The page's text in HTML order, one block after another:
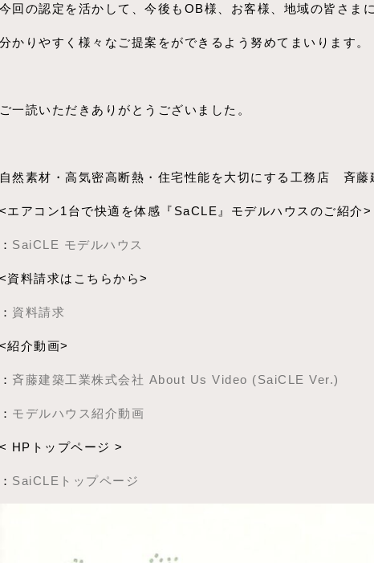
今回の認定を活かして、今後もOB様、お客様、地域の皆さまに
分かりやすく様々なご提案をができるよう努めてまいります。
ご一読いただきありがとうございました。
自然素材・高気密高断熱・住宅性能を大切にする工務店 斉藤
<エアコン1台で快適を体感『SaCLE』モデルハウスのご紹介>
： SaiCLE モデルハウス
<資料請求はこちらから>
： 資料請求
<紹介動画>
： 斉藤建築工業株式会社 About Us Video (SaiCLE Ver.)
： モデルハウス紹介動画
< HPトップページ >
： SaiCLEトップページ